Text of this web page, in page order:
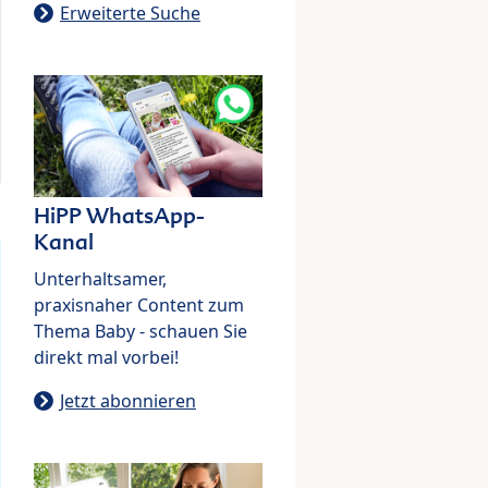
Erweiterte Suche
HiPP WhatsApp-
Kanal
Unterhaltsamer,
praxisnaher Content zum
Thema Baby - schauen Sie
direkt mal vorbei!
Jetzt abonnieren